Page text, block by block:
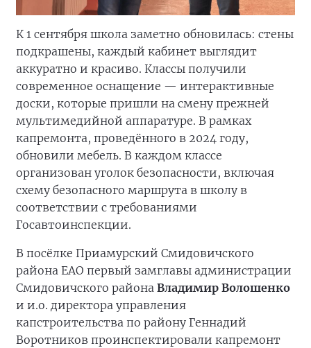
К 1 сентября школа заметно обновилась: стены
подкрашены, каждый кабинет выглядит
аккуратно и красиво. Классы получили
современное оснащение — интерактивные
доски, которые пришли на смену прежней
мультимедийной аппаратуре. В рамках
капремонта, проведённого в 2024 году,
обновили мебель. В каждом классе
организован уголок безопасности, включая
схему безопасного маршрута в школу в
соответствии с требованиями
Госавтоинспекции.
В посёлке Приамурский Смидовичского
района ЕАО первый замглавы администрации
Смидовичского района Владимир Волошенко
и и.о. директора управления
капстроительства по району Геннадий
Воротников проинспектировали капремонт